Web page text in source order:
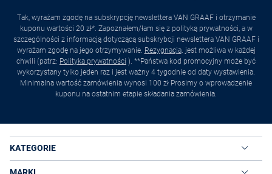
Tak, wyrażam zgodę na subskrypcję newslettera VAN GRAAF i otrzymanie
kuponu wartości 20 zł*. Zapoznałem/łam się z polityką prywatności, a w
szczególności z informacją dotyczącą subskrybcji newslettera VAN GRAAF i
wyrażam zgodę na jego otrzymywanie. Rezygnacja. jest możliwa w każdej
chwili (patrz: Polityka prywatności ). **Państwa kod promocyjny może być
wykorzystany tylko jeden raz i jest ważny 4 tygodnie od daty wystawienia.
Minimalna wartość zamówienia wynosi 100 zł Prosimy o wprowadzenie
kuponu na ostatnim etapie składania zamówienia.
KATEGORIE